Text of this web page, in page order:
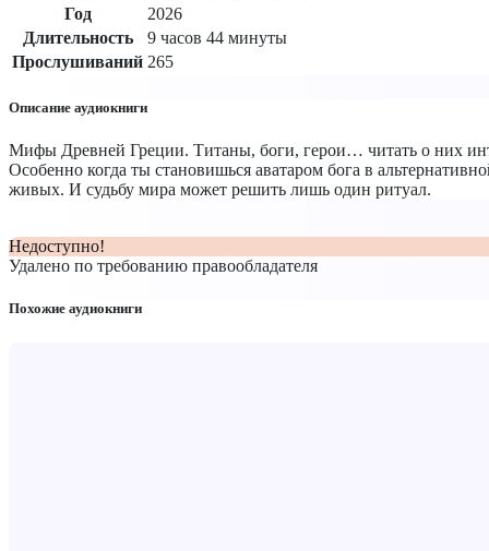
Год
2026
Длительность
9 часов 44 минуты
Прослушиваний 265
Описание аудиокниги
Мифы Древней Греции. Титаны, боги, герои… читать о них
Особенно когда ты становишься аватаром бога в
живых. И судьбу мира может решить лишь один ритуал.
Недоступно!
Удалено по требованию правообладателя
Похожие аудиокниги